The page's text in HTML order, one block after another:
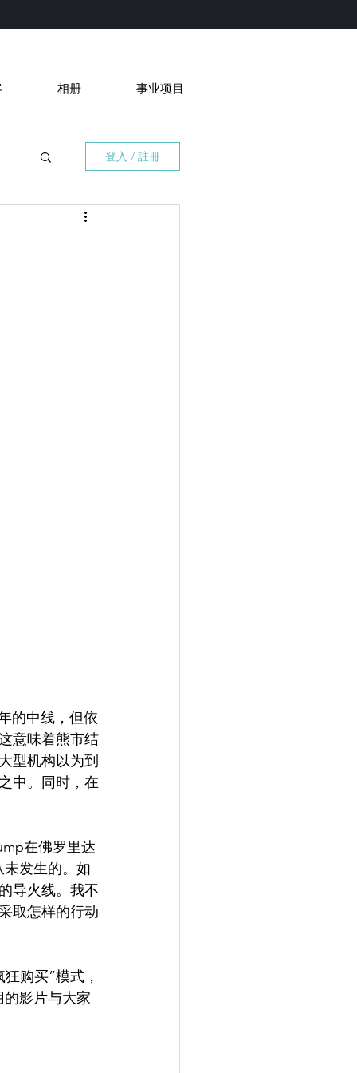
相册 事业项目
登入 / 註冊
的中线，但依
意味着熊市结
型机构以为到
中。同时，在
在佛罗里达
发生的。如
导火线。我不
取怎样的行动
购买”模式，
影片与大家